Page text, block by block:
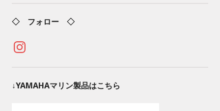
◇ フォロー ◇
Instagram
↓YAMAHAマリン製品はこちら